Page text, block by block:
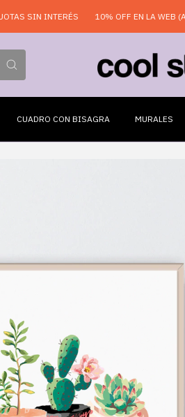
INTERÉS 10% OFF EN LA WEB
CUADRO CON BISAGRA MURALES